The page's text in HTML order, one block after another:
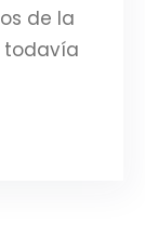
de la
todavía